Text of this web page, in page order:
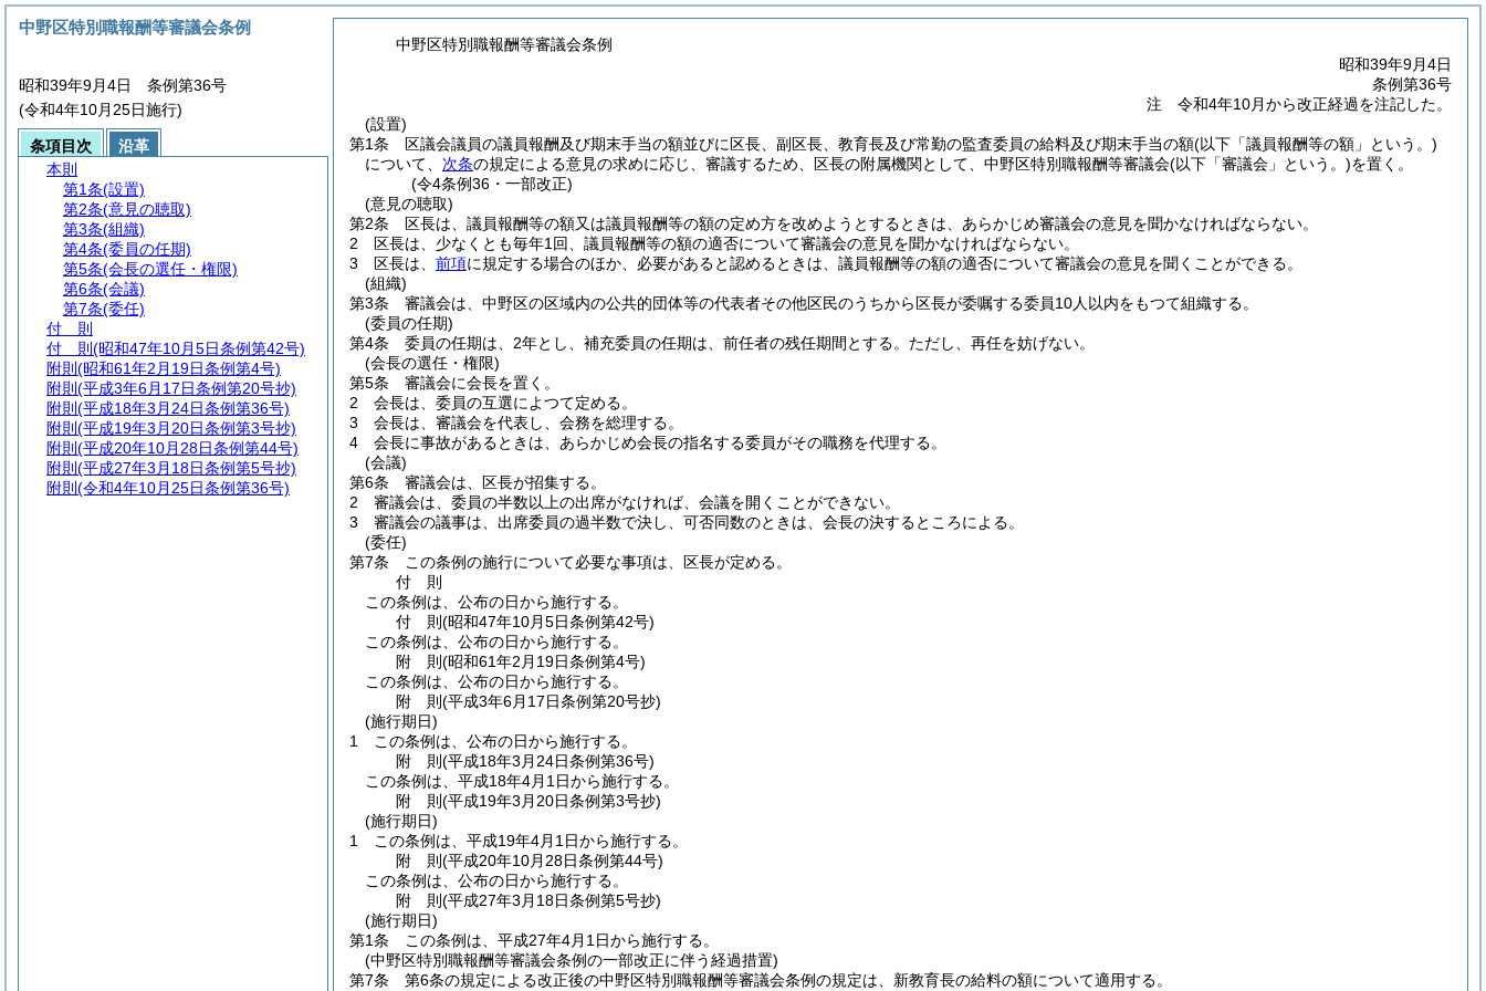
中野区特別職報酬等審議会条例
昭和39年9月4日
条例第36号
注 令和4年10月から改正経過を注記した。
(設置)
第1条
区議会議員の議員報酬及び期末手当の額並びに区長、副区長、教育長及び常勤の監査委員の給料及び期末手当の額(以下「議員報酬等の額」という。)
について、 次条の規定による意見の求めに応じ、審議するため、区長の附属機関として、中野区特別職報酬等審議会(以下「審議会」という。)を置く。
(令4条例36・一部改正)
(意見の聴取)
第2条
区長は、議員報酬等の額又は議員報酬等の額の定め方を改めようとするときは、あらかじめ審議会の意見を聞かなければならない。
2
区長は、少なくとも毎年1回、議員報酬等の額の適否について審議会の意見を聞かなければならない。
3
区長は、 前項に規定する場合のほか、必要があると認めるときは、議員報酬等の額の適否について審議会の意見を聞くことができる。
(組織)
第3条
審議会は、中野区の区域内の公共的団体等の代表者その他区民のうちから区長が委嘱する委員10人以内をもつて組織する。
(委員の任期)
第4条
委員の任期は、2年とし、補充委員の任期は、前任者の残任期間とする。 ただし、再任を妨げない。
(会長の選任・権限)
第5条
審議会に会長を置く。
2
会長は、委員の互選によつて定める。
3
会長は、審議会を代表し、会務を総理する。
4
会長に事故があるときは、あらかじめ会長の指名する委員がその職務を代理する。
(会議)
第6条
審議会は、区長が招集する。
2
審議会は、委員の半数以上の出席がなければ、会議を開くことができない。
3
審議会の議事は、出席委員の過半数で決し、可否同数のときは、会長の決するところによる。
(委任)
第7条
この条例の施行について必要な事項は、区長が定める。
付 則
この条例は、公布の日から施行する。
付 則(昭和47年10月5日条例第42号)
この条例は、公布の日から施行する。
附 則(昭和61年2月19日条例第4号)
この条例は、公布の日から施行する。
附 則(平成3年6月17日条例第20号抄)
(施行期日)
1
この条例は、公布の日から施行する。
附 則(平成18年3月24日条例第36号)
この条例は、平成18年4月1日から施行する。
附 則(平成19年3月20日条例第3号抄)
(施行期日)
1
この条例は、平成19年4月1日から施行する。
附 則(平成20年10月28日条例第44号)
この条例は、公布の日から施行する。
附 則(平成27年3月18日条例第5号抄)
(施行期日)
第1条
この条例は、平成27年4月1日から施行する。
(中野区特別職報酬等審議会条例の一部改正に伴う経過措置)
第7条
第6条の規定による改正後の中野区特別職報酬等審議会条例の規定は、新教育長の給料の額について適用する。
中野区特別職報酬等審議会条例
昭和39年9月4日 条例第36号
(令和4年10月25日施行)
条項目次
沿革
本則
第1条(設置)
第2条(意見の聴取)
第3条(組織)
第4条(委員の任期)
第5条(会長の選任・権限)
第6条(会議)
第7条(委任)
付 則
付 則 (昭和47年10月5日条例第42号)
附則 (昭和61年2月19日条例第4号)
附則 (平成3年6月17日条例第20号抄)
附則 (平成18年3月24日条例第36号)
附則 (平成19年3月20日条例第3号抄)
附則 (平成20年10月28日条例第44号)
附則 (平成27年3月18日条例第5号抄)
附則 (令和4年10月25日条例第36号)